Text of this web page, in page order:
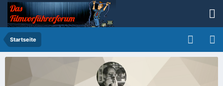
Startseite